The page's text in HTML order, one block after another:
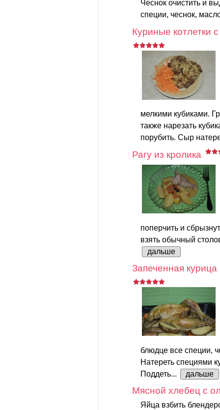
Чеснок очистить и
специи, чеснок,
Куриные котлетки
мелкими кубиками.
также нарезать
порубить. Сыр
Рагу из кролика
поперчить и
взять обычный
дальше
Запеченная
блюдце все специи,
Натереть специями
Поддеть...
дальше
Мясной хлебец с
Яйца взбить